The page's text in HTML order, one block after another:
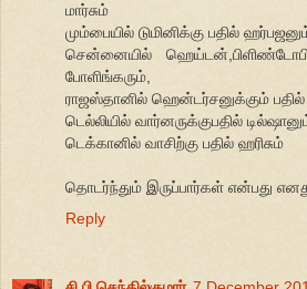
மார்சும்
மும்பையில் டுமினிக்கு பதில்
சென்னையில்
போளிங்கரும்,
ராஜஸ்தானில் ஹென்டர்சனுக்கும் பதில்
டெல்லியில் வார்னருக்குபதில்
டெக்கானில் வாசிற்கு பதில் ஹரிசும்
தொடர்ந்தும் இருப்பார்கள் என்பது
Reply